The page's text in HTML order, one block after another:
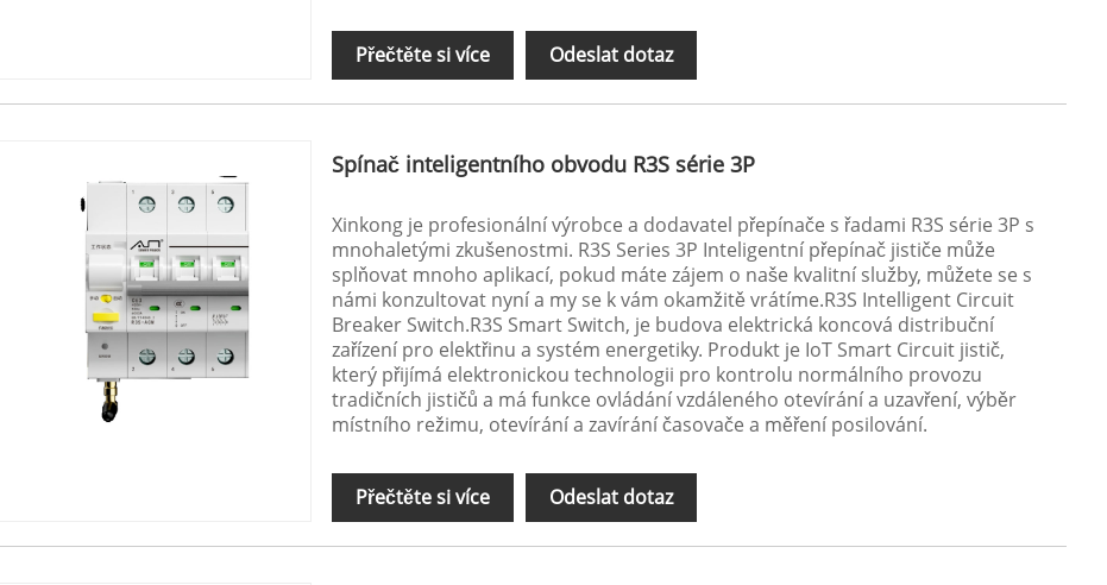
Přečtěte si více Odeslat dotaz
Spínač inteligentního obvodu R3S série 3P
Xinkong je profesionální výrobce a dodavatel přepínače s řadami R3S série 3P s
mnohaletými zkušenostmi. R3S Series 3P Inteligentní přepínač jističe může
splňovat mnoho aplikací, pokud máte zájem o naše kvalitní služby, můžete se s
námi konzultovat nyní a my se k vám okamžitě vrátíme.R3S Intelligent Circuit
Breaker Switch.R3S Smart Switch, je budova elektrická koncová distribuční
zařízení pro elektřinu a systém energetiky. Produkt je IoT Smart Circuit jistič,
který přijímá elektronickou technologii pro kontrolu normálního provozu
tradičních jističů a má funkce ovládání vzdáleného otevírání a uzavření, výběr
místního režimu, otevírání a zavírání časovače a měření posilování.
Přečtěte si více Odeslat dotaz